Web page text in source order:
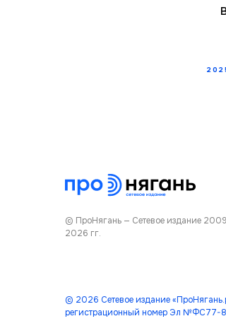
© ПроНягань — Сетевое издание
2026 гг.
© 2026 Сетевое издание
регистрационный номер Эл №ФС77-